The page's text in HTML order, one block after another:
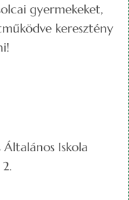
gyermekeket,
keresztény
Általános Iskola